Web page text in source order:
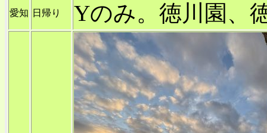
愛知 日帰り Yのみ。徳川園、